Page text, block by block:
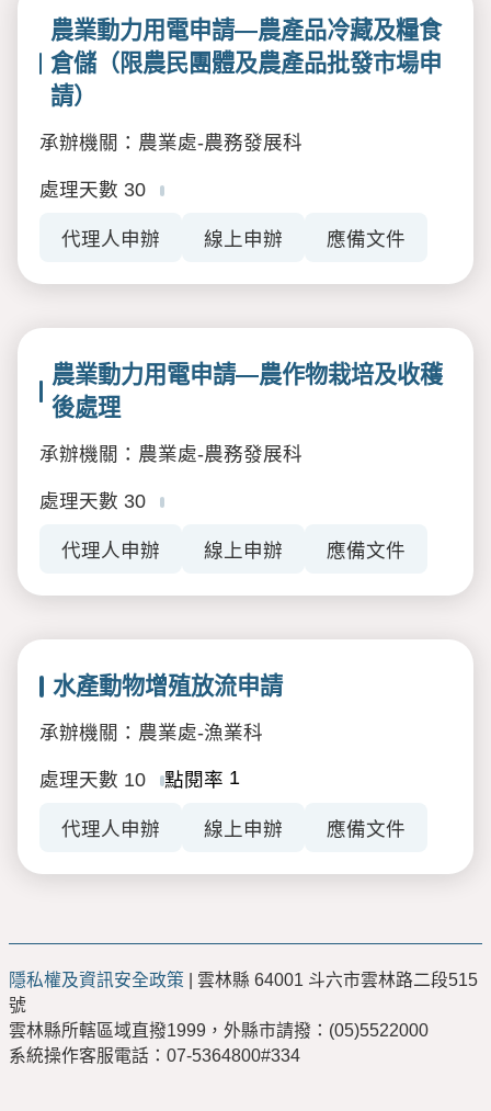
農業動力用電申請—農產品冷藏及糧食
倉儲（限農民團體及農產品批發市場申
請）
承辦機關：農業處-農務發展科
處理天數 30
代理人申辦 線上申辦 應備文件
農業動力用電申請—農作物栽培及收穫
後處理
承辦機關：農業處-農務發展科
處理天數 30
代理人申辦 線上申辦 應備文件
水產動物增殖放流申請
承辦機關：農業處-漁業科
處理天數 10 點閱率 1
代理人申辦 線上申辦 應備文件
隱私權及資訊安全政策 | 雲林縣 64001 斗六市雲林路二段515
號
雲林縣所轄區域直撥1999，外縣市請撥：(05)5522000
系統操作客服電話：07-5364800#334